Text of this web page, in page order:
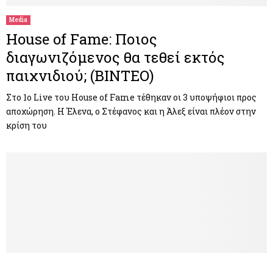
Media
House of Fame: Ποιος
διαγωνιζόμενος θα τεθεί εκτός
παιχνιδιού; (ΒΙΝΤΕΟ)
Στο 1ο Live του House of Fame τέθηκαν οι 3 υποψήφιοι προς
αποχώρηση. Η Έλενα, ο Στέφανος και η Άλεξ είναι πλέον στην
κρίση του